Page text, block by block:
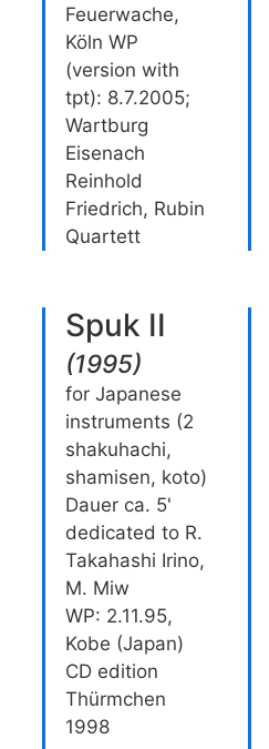
Feuerwache,
Köln WP
(version with
tpt): 8.7.2005;
Wartburg
Eisenach
Reinhold
Friedrich, Rubin
Quartett
Spuk II
(1995)
for Japanese
instruments (2
shakuhachi,
shamisen, koto)
Dauer ca. 5'
dedicated to R.
Takahashi Irino,
M. Miw
WP: 2.11.95,
Kobe (Japan)
CD edition
Thürmchen
1998